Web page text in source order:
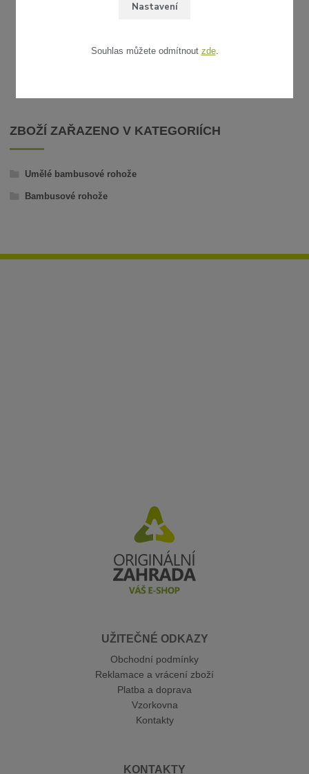
ZBOŽÍ ZAŘAZENO V KATEGORIÍCH
Umělé bambusové rohože
Bambusové rohože
UŽITEČNÉ ODKAZY
Obchodní podmínky
Reklamace a vrácení zboží
Platba a doprava
Vzorkovna
Kontakty
KONTAKTY
Nastavení
Souhlas můžete odmítnout zde.